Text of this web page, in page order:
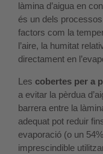
làmina d’aigua en
és un dels
factors com la
l’aire, la humitat
directament en
Les cobertes per a
a evitar la pèrdua
barrera entre la
adequat pot reduir
evaporació (o un
imprescindible